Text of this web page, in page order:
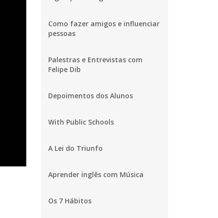
Como fazer amigos e influenciar
pessoas
Palestras e Entrevistas com
Felipe Dib
Depoimentos dos Alunos
With Public Schools
A Lei do Triunfo
Aprender inglês com Música
Os 7 Hábitos